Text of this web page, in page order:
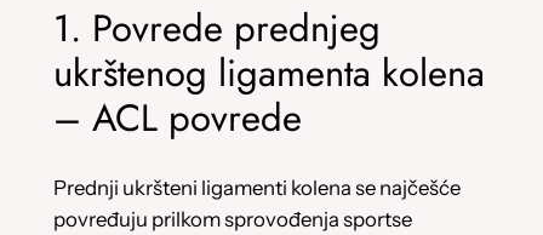
1. Povrede prednjeg
ukrštenog ligamenta kolena
– ACL povrede
Prednji ukršteni ligamenti kolena se najčešće
povređuju prilkom sprovođenja sportse